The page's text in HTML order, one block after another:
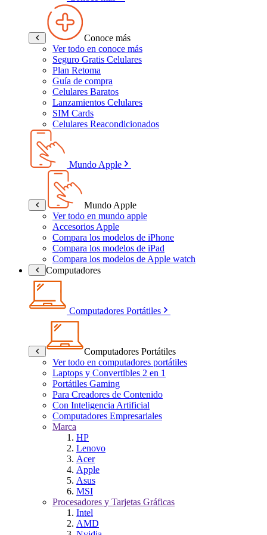
Conoce más
Ver todo en conoce más
Seguro Gratis Celulares
Plan Retoma
Guía de compra
Celulares Baratos
Lanzamientos Celulares
SIM Cards
Celulares Reacondicionados
Mundo Apple
Mundo Apple
Ver todo en mundo apple
Accesorios Apple
Compara los modelos de iPhone
Compara los modelos de iPad
Compara los modelos de Apple watch
Computadores
Computadores Portátiles
Computadores Portátiles
Ver todo en computadores portátiles
Laptops y Convertibles 2 en 1
Portátiles Gaming
Para Creadores de Contenido
Con Inteligencia Artificial
Computadores Empresariales
Marca
HP
Lenovo
Acer
Apple
Asus
MSI
Procesadores y Tarjetas Gráficas
Intel
AMD